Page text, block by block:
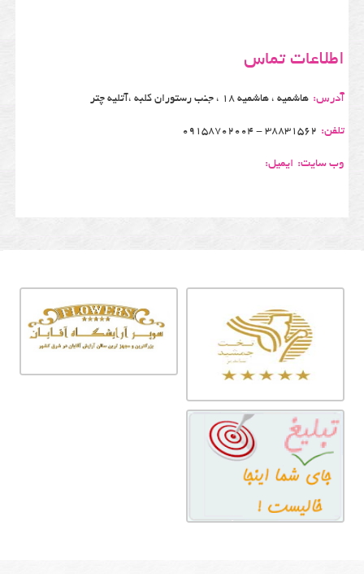
اطلاعات تماس
آدرس: هاشمیه ، هاشمیه 18 ، جنب رستوران کلبه ،آتلیه چتر
تلفن: 38831562 - 09158702004
وب سایت: ایمیل: